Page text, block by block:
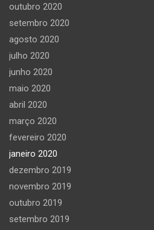
outubro 2020
setembro 2020
agosto 2020
julho 2020
junho 2020
maio 2020
abril 2020
março 2020
fevereiro 2020
janeiro 2020
dezembro 2019
novembro 2019
outubro 2019
setembro 2019